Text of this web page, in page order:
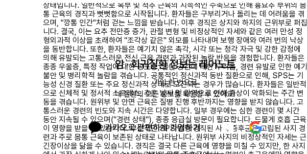
상태입니다. 일반적으로 복부 및 척추 근육의 지속적인 수축으로 인해 흉요추 부위의 몸
통 근육의 경직과 뻣뻣함으로 시작됩니다. 환자들은 구부리거나 돌리는 데 어려움을 겪
으며, "깡통 인간"처럼 걷는 느낌을 받습니다. 이후 경직은 상지와 하지의 근위부로 퍼집
니다. 결국, 이는 요추 전만증 증가, 관절 변형 및 비정상적인 자세와 같은 여러 만성 정
형외과적 이상을 초래하여 "조각상 같은" 외모를 나타내며 보행 장애와 여러 번의 낙상
을 동반합니다. 또한, 환자들은 예기치 않은 촉각, 시각 또는 청각 자극 및 강한 감정에
의해 유발되는 고통스러운 전신 근육 경련과 과장된 놀람 반응을 경험합니다. 환자들은
종종 우울증, 특정 작업에 대한 공포증, 열린 공간에 대한 두려움, 경련 유발로 인한 예기
불안 및 병리학적 놀람을 겪습니다. 공통적인 정신과적 동반 질환으로 인해, SPS는 기
능성 신경 질환 또는 주요 정신과적 상태로 오진되는 경우가 많습니다. 환자들은 일반적
으로 신체적 및 정서적 스트레스, 추운 날씨 및 감염으로 인해 증상이 악화되는 주간 변
동을 겪습니다. 원위부 및 안면 근육은 질병 진행 후반까지는 영향을 받지 않습니다. 고
통스러운 경련의 빈도와 지속 시간은 다양합니다. 일부 경우에는 심한 경련이 몇 시간
동안 지속될 수 있으며("경련 상태"), 종종 응급실 방문이 필요합니다. 드물게 호흡 근육
이 영향을 받을 수 있습니다. 부분적인 SPS 변형 경직된 사지 증후군은 고립된 사지 경
련과 주로 몸통 근육이 보존된 상태로 나타납니다. 원위부 사지의 비정상적인 자세는 근
긴장이상을 닮을 수 있습니다. 경직은 결국 다른 근육에 영향을 미칠 수 있지만, 한 사지
암 · 희귀질환 정보는 레어노트
가입 한 번으로
내 질환의 모든 정보를 확인할 수 있어요!
카카오로 간편하게 가입하기